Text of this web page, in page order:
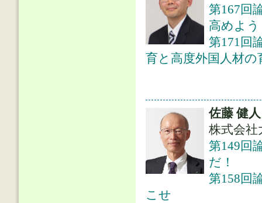
第167回
高めよう
第171回
育と高度外国人材の
佐藤 健人
株式会社
第149回
だ！
第158回
こせ